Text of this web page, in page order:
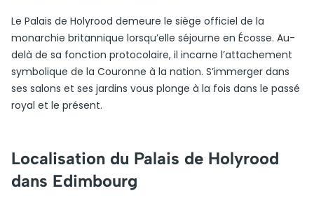
Le Palais de Holyrood demeure le siège officiel de la
monarchie britannique lorsqu’elle séjourne en Écosse. Au-
delà de sa fonction protocolaire, il incarne l’attachement
symbolique de la Couronne à la nation. S’immerger dans
ses salons et ses jardins vous plonge à la fois dans le passé
royal et le présent.
Localisation du Palais de Holyrood
dans Edimbourg